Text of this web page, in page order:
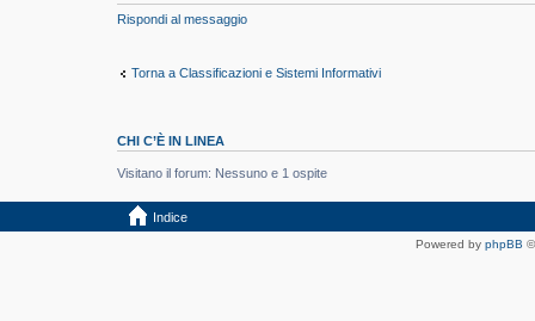
Rispondi al messaggio
Torna a Classificazioni e Sistemi Informativi
CHI C’È IN LINEA
Visitano il forum: Nessuno e 1 ospite
Indice
Powered by phpBB